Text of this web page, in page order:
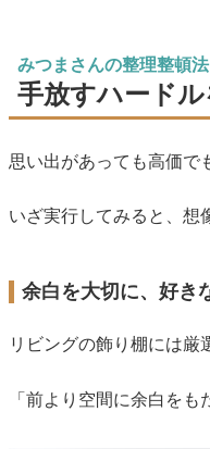
みつまさんの整理整頓
手放すハード
思い出があっても高価で
いざ実行してみると、想
余白を大切に、好き
リビングの飾り棚には厳
「前より空間に余白を